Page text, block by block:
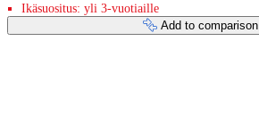
Ikäsuositus: yli 3-vuotiaille
Add to comparison